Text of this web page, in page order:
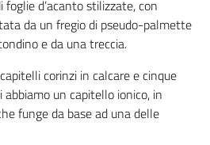
d’acanto stilizzate, con
da un fregio di pseudo-palmette
e da una treccia.
corinzi in calcare e cinque
un capitello ionico, in
funge da base ad una delle